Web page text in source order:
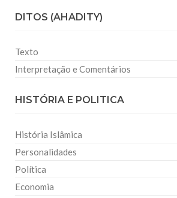
DITOS (AHADITY)
Texto
Interpretação e Comentários
HISTÓRIA E POLITICA
História Islâmica
Personalidades
Política
Economia